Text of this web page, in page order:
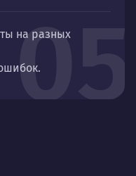
05
на разных